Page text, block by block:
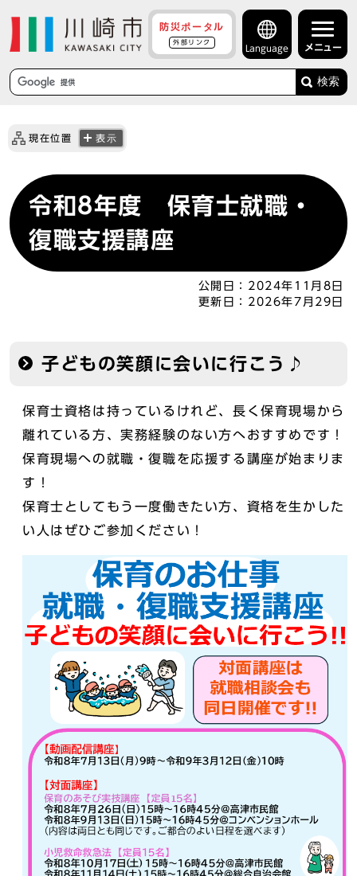
防災ポータル
外部リンク
Language メニュー
検索
現在位置 表示
令和8年度 保育士就職・
復職支援講座
公開日： 2024年11月8日
更新日： 2026年7月29日
子どもの笑顔に会いに行こう♪
保育士資格は持っているけれど、長く保育現場から
離れている方、実務経験のない方へおすすめです！
保育現場への就職・復職を応援する講座が始まりま
す！
保育士としてもう一度働きたい方、資格を生かした
い人はぜひご参加ください！